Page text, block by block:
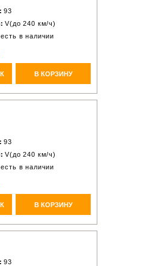
93
V(до 240 км/ч)
есть в наличии
В КОРЗИНУ
93
V(до 240 км/ч)
есть в наличии
В КОРЗИНУ
93